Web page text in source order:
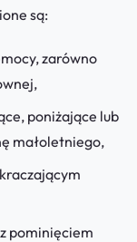
są:
zarówno
poniżające lub
małoletniego,
pominięciem